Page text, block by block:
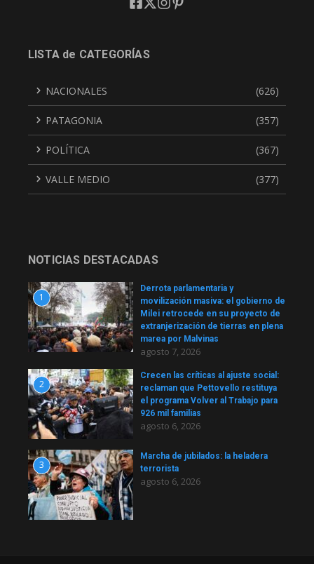
LISTA de CATEGORÍAS
NACIONALES (626)
PATAGONIA (357)
POLÍTICA (367)
VALLE MEDIO (377)
NOTICIAS DESTACADAS
1
Derrota parlamentaria y
movilización masiva: el gobierno de
Milei retrocede en su proyecto de
extranjerización de tierras en plena
marea por Malvinas
agosto 7, 2026
2
Crecen las críticas al ajuste social:
reclaman que Pettovello restituya
el programa Volver al Trabajo para
926 mil familias
agosto 6, 2026
3
Marcha de jubilados: la heladera
terrorista
agosto 6, 2026